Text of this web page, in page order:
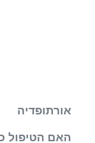
אורתופדיה
האם הטיפול